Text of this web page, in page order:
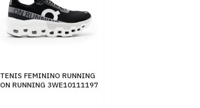
TENIS FEMININO RUNNING
ON RUNNING 3WE10111197